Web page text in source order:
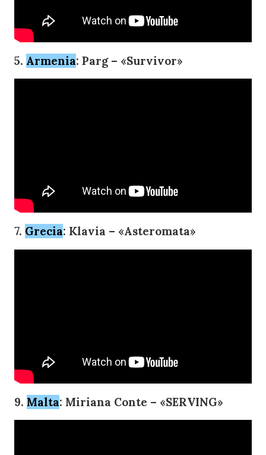
5. Armenia: Parg – «Survivor»
7. Grecia: Klavia – «Asteromata»
9. Malta: Miriana Conte – «SERVING»